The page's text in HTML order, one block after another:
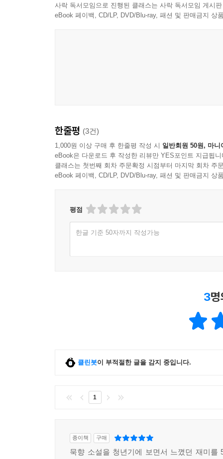
사락 독서모임으로 진행된 클래스는 사락 독서모임 게시
eBook 페이백, CD/LP, DVD/Blu-ray, 패션 및 판매금지 상
한줄평 (3건)
1,000원 이상 구매 후 한줄평 작성 시 일반회원 50원, 마니
eBook은 다운로드 후 작성한 리뷰만 YES포인트 지급됩니
클래스는 첫번째 회차 주문확정 시점부터 마지막 회차 주
eBook 페이백, CD/LP, DVD/Blu-ray, 패션 및 판매금지 상
평점
한글 기준 50자까지 작성가능
3
클린봇이 부적절한 글을 감지 중입니다.
1
종이책 구매
묵향 소설을 청년기에 보면서 느꼈던 재미를